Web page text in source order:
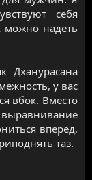
себя
можно надеть
Дханурасана
у вас
вбок. Вместо
вперед,
таз.